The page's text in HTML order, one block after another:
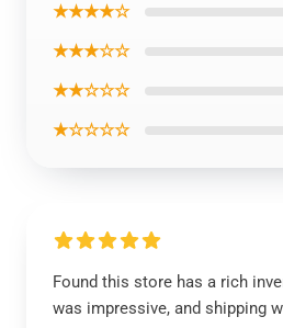
★★★★☆
★★★☆☆
★★☆☆☆
★☆☆☆☆
Found this store has a rich
was impressive, and shipping